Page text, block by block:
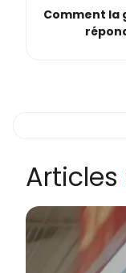
Comment la
Articles